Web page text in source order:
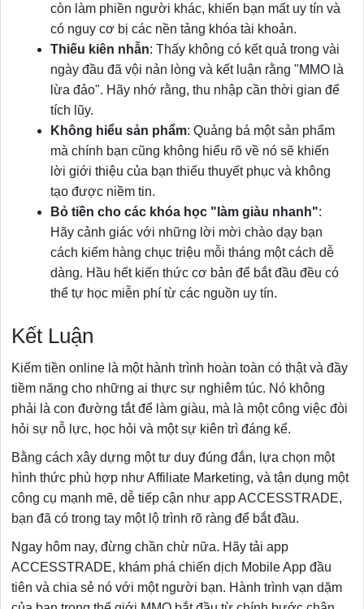
còn làm phiền người khác, khiến bạn mất uy tín và
có nguy cơ bị các nền tảng khóa tài khoản.
Thiếu kiên nhẫn: Thấy không có kết quả trong vài
ngày đầu đã vội nản lòng và kết luận rằng "MMO là
lừa đảo". Hãy nhớ rằng, thu nhập cần thời gian để
tích lũy.
Không hiểu sản phẩm: Quảng bá một sản phẩm
mà chính bạn cũng không hiểu rõ về nó sẽ khiến
lời giới thiệu của bạn thiếu thuyết phục và không
tạo được niềm tin.
Bỏ tiền cho các khóa học "làm giàu nhanh":
Hãy cảnh giác với những lời mời chào dạy bạn
cách kiếm hàng chục triệu mỗi tháng một cách dễ
dàng. Hầu hết kiến thức cơ bản để bắt đầu đều có
thể tự học miễn phí từ các nguồn uy tín.
Kết Luận
Kiếm tiền online là một hành trình hoàn toàn có thật và đầy
tiềm năng cho những ai thực sự nghiêm túc. Nó không
phải là con đường tắt để làm giàu, mà là một công việc đòi
hỏi sự nỗ lực, học hỏi và một sự kiên trì đáng kể.
Bằng cách xây dựng một tư duy đúng đắn, lựa chọn một
hình thức phù hợp như Affiliate Marketing, và tận dụng một
công cụ mạnh mẽ, dễ tiếp cận như app ACCESSTRADE,
bạn đã có trong tay một lộ trình rõ ràng để bắt đầu.
Ngay hôm nay, đừng chần chừ nữa. Hãy tải app
ACCESSTRADE, khám phá chiến dịch Mobile App đầu
tiên và chia sẻ nó với một người bạn. Hành trình vạn dặm